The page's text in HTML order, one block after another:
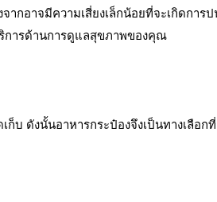
กอาจมีความเสี่ยงเล็กน้อยที่จะเกิดการ
การด้านการดูแลสุขภาพของคุณ
บ ดังนั้นอาหารกระป๋องจึงเป็นทางเลือ